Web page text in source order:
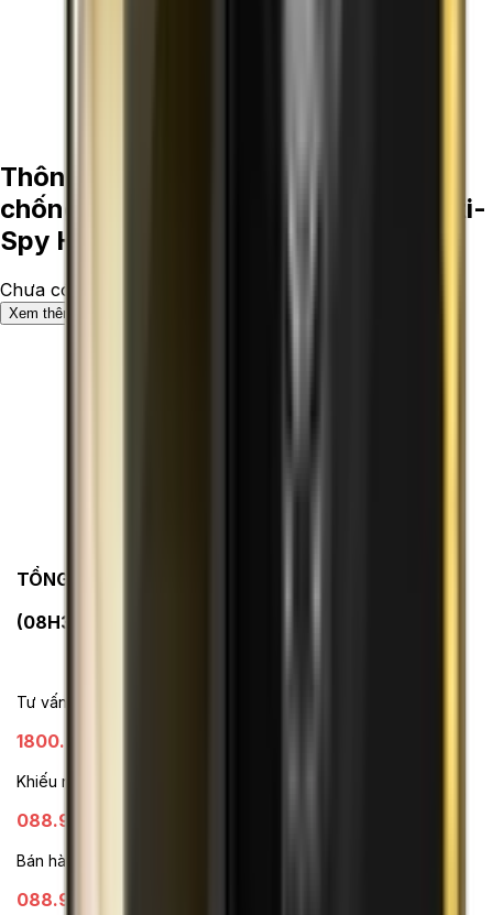
Thông số kỹ thuật Kính cường lực
chống nhìn trộm Mipow Kingbull Anti-
Spy HD Premium iPhone 15 Plus
Chưa có thông số.
Xem thêm
TỔNG ĐÀI HỖ TRỢ
(08H30 - 21H30)
Tư vấn mua hàng (miễn phí):
1800.6229
Khiếu nại - Góp ý:
088.99999.33
Bán hàng doanh nghiệp B2B:
088.99999.22